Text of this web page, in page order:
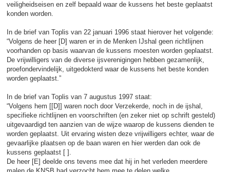
veiligheidseisen en zelf bepaald waar de kussens het beste geplaatst
konden worden.
In de brief van Toplis van 22 januari 1996 staat hierover het volgende:
“Volgens de heer [D] waren er in de Menken IJshal geen richtlijnen
voorhanden op basis waarvan de kussens moesten worden geplaatst.
De vrijwilligers van de diverse ijsverenigingen hebben gezamenlijk,
proefondervindelijk, uitgedokterd waar de kussens het beste konden
worden geplaatst.”
In de brief van Toplis van 7 augustus 1997 staat:
“Volgens hem [[D]] waren noch door Verzekerde, noch in de ijshal,
specifieke richtlijnen en voorschriften (en zeker niet op schrift gesteld)
uitgevaardigd ten aanzien van de wijze waarop de kussens dienden te
worden geplaatst. Uit ervaring wisten deze vrijwilligers echter, waar de
gevaarlijke plaatsen op de baan waren en hier werden dan ook de
kussens geplaatst [ ].
De heer [E] deelde ons tevens mee dat hij in het verleden meerdere